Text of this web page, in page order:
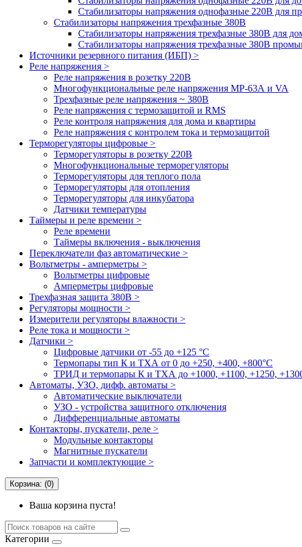
Стабилизаторы напряжения однофазные 220В для
Стабилизаторы напряжения трехфазные 380В
Cтабилизаторы напряжения трехфазные 380В для
Стабилизаторы напряжения трехфазные 380В
Источники резервного питания (ИБП) >
Реле напряжения >
Реле напряжения в розетку 220В
Многофункциональные реле напряжения МР-63А и VA
Трехфазные реле напряжения ~ 380В
Реле напряжения с термозащитой и RMS
Реле контроля напряжения для дома и квартиры
Реле напряжения с контролем тока и термозащитой
Терморегуляторы цифровые >
Терморегуляторы в розетку 220В
Многофункциональные терморегуляторы
Терморегуляторы для теплого пола
Терморегуляторы для отопления
Терморегуляторы для инкубатора
Датчики температуры
Таймеры и реле времени >
Реле времени
Таймеры включения - выключения
Переключатели фаз автоматические >
Вольтметры - амперметры >
Вольтметры цифровые
Амперметры цифровые
Трехфазная защита 380В >
Регуляторы мощности >
Измерители регуляторы влажности >
Реле тока и мощности >
Датчики >
Цифровые датчики от -55 до +125 °С
Термопары тип К и ТХА от 0 до +250, +400, +800°C
ТРИД и термопары К и ТХА до +1000, +1100, +1250,
Автоматы, УЗО, дифф. автоматы >
Автоматические выключатели
УЗО - устройства защитного отключения
Дифференциальные автоматы
Контакторы, пускатели, реле >
Модульные контакторы
Магнитные пускатели
Запчасти и комплектующие >
Корзина: (0)
Ваша корзина пуста!
Категории